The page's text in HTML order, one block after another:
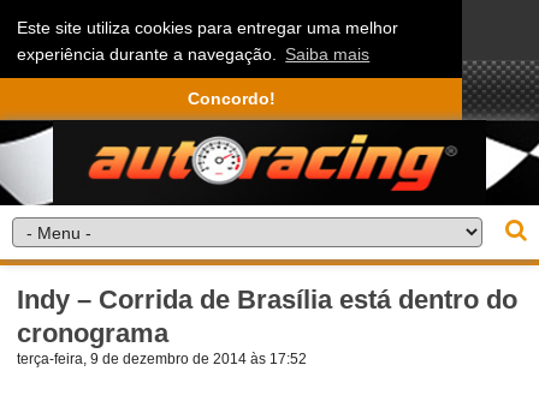
Este site utiliza cookies para entregar uma melhor
experiência durante a navegação. Saiba mais
Concordo!
Indy – Corrida de Brasília está dentro do
cronograma
terça-feira, 9 de dezembro de 2014 às 17:52